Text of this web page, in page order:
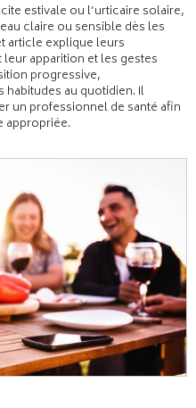
estivale ou l’urticaire solaire,
claire ou sensible dès les
article explique leurs
apparition et les gestes
progressive,
au quotidien. Il
un professionnel de santé afin
appropriée.